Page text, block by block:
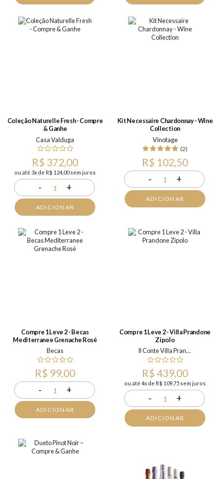
Coleção Naturelle Fresh - Compre
& Ganhe
Casa Valduga
R$ 372,00
ou até 3x de R$ 124,00 sem juros
- 1 +
ADICIONAR
Kit Necessaire Chardonnay - Wine
Collection
Vinotage
(2)
R$ 102,50
- 1 +
ADICIONAR
Compre 1 Leve 2 - Becas
Mediterranee Grenache Rosé
Becas
R$ 99,00
- 1 +
ADICIONAR
Compre 1 Leve 2 - Villa Prandone
Zipolo
Il Conte Villa Prandone
R$ 439,00
ou até 4x de R$ 109,75 sem juros
- 1 +
ADICIONAR